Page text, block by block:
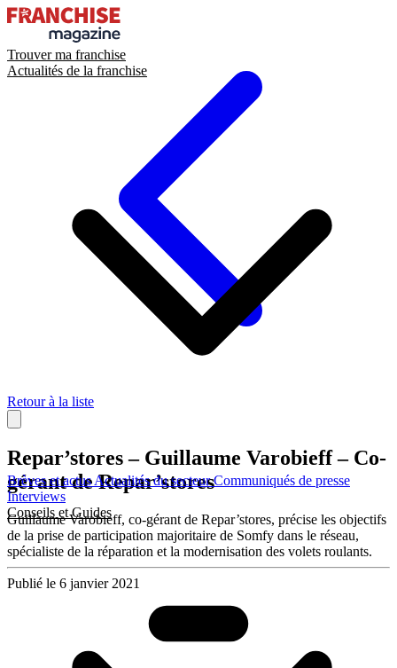
Trouver ma franchise
Actualités de la franchise
Brèves et actusActualités du secteurCommuniqués de presse
Interviews
Conseils et Guides
Retour à la liste
Repar’stores – Guillaume Varobieff – Co-
gérant de Repar’stores
Guillaume Varobieff, co-gérant de Repar’stores, précise les objectifs
de la prise de participation majoritaire de Somfy dans le réseau,
spécialiste de la réparation et la modernisation des volets roulants.
Publié le 6 janvier 2021